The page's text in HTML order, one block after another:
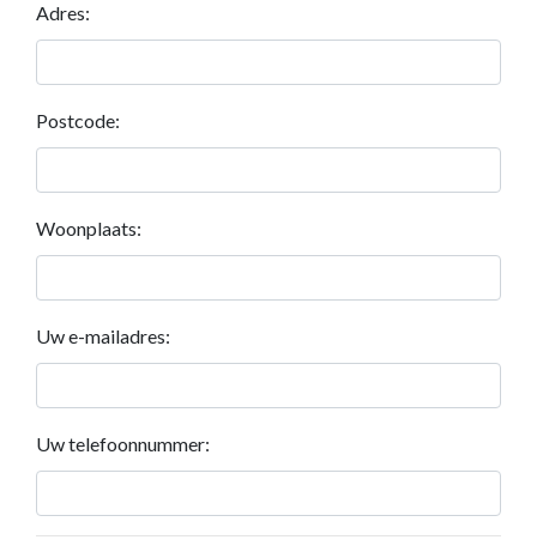
Adres:
Postcode:
Woonplaats:
Uw e-mailadres:
Uw telefoonnummer: